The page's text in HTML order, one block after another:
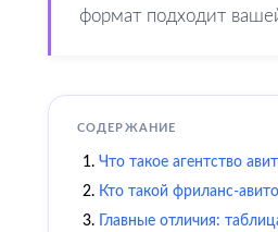
формат подходит
СОДЕРЖАНИЕ
Что такое агентство
Кто такой фриланс-
Главные отличия: